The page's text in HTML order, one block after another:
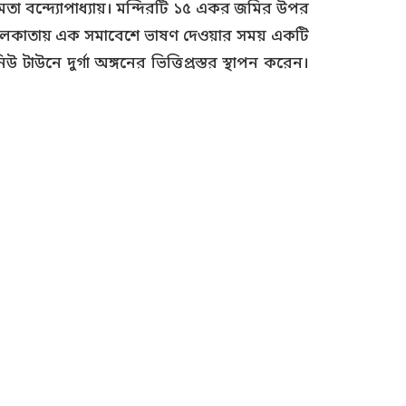
বন্দ্যোপাধ্যায়। মন্দিরটি ১৫ একর জমির উপর
কলকাতায় এক সমাবেশে ভাষণ দেওয়ার সময় একটি
টাউনে দুর্গা অঙ্গনের ভিত্তিপ্রস্তর স্থাপন করেন।